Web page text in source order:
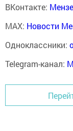
ВКонтакте:
MAX: Новости
Одноклассники:
Telegram-канал: